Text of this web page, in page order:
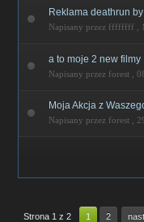
Reklama deathrun
Napisany przez ffffffff ,
a to moje 2 new filmy
Napisany przez forest ,
Moja Akcja z
Napisany przez forest ,
Strona 1 z 2 1 2